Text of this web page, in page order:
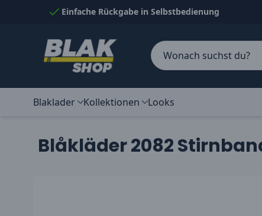
Skip to ContentEinfache Rückgabe in Selbstbedienung
Blaklader Kollektionen Looks
Blåkläder 2082